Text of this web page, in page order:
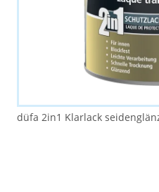
düfa 2in1 Klarlack